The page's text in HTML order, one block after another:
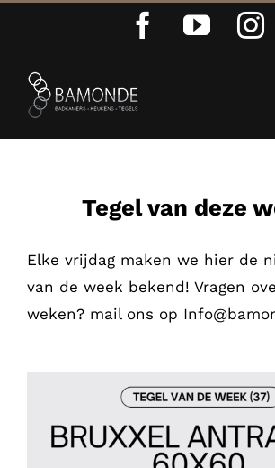
inhoud
Facebook
Tegel van deze
Elke vrijdag maken we hier de
van de week bekend! Vragen
weken? mail ons op